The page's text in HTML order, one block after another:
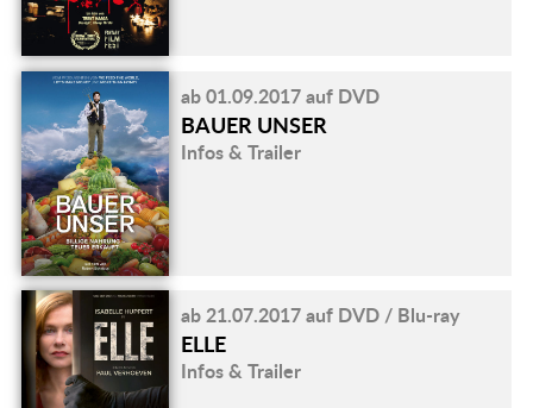
ab 01.09.2017 auf DVD
BAUER UNSER
Infos & Trailer
ab 21.07.2017 auf DVD / Blu-ray
ELLE
Infos & Trailer